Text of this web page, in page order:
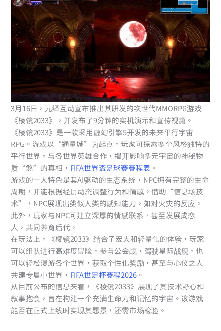
3月16日，元绎互动宣布推出其研发的次世代MMORPG游戏
《棱镜2033》，并发布了9分钟的实机演示和宣传视频。
《棱镜2033》是一款采用虚幻引擎5开发的未来平行宇宙
RPG。游戏以“通量城”为起点，玩家可探索多个风格独特的
平行世界，与各世界英雄合作，揭开影响多元宇宙的神秘物
质“煞”的真相， FIFA世界盃足球賽賽程表 。
游戏的一大特色是其AI驱动的生态系统，NPC拥有完整的生命
周期，并能根据经历动态调整行为和情感。借助“信息场技
术”，NPC展现出类似人类的感知能力，如对火灾的反应。
此外，玩家与NPC可建立深厚的情感联系，甚至发展成恋
人，共同养育后代。
在玩法上，《棱镜2033》结合了宏大和轻量化的体验，玩家
可以组队进行高难度冒险，参与公会战，驾驶星际战舰，也
可以轻松漫游各个世界，获取个性化奖励，甚至与心仪之人
共建专属小世界， FIFA世足杯賽程2026 。
从目前公布的信息来看，《棱镜2033》展现了其技术野心和
叙事抱负，旨在构建一个充满生命力和记忆的宇宙。该游戏
能否在正式上线时实现其愿景，还需市场检验。